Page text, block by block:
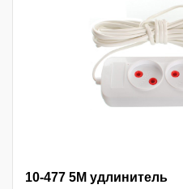
10-477 5M удлинитель